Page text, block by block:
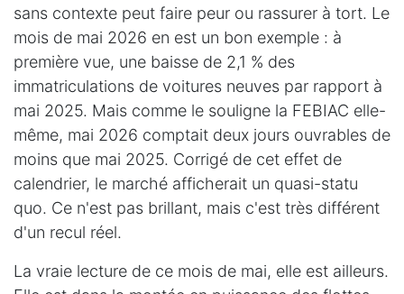
sans contexte peut faire peur ou rassurer à tort. Le
mois de mai 2026 en est un bon exemple : à
première vue, une baisse de 2,1 % des
immatriculations de voitures neuves par rapport à
mai 2025. Mais comme le souligne la FEBIAC elle-
même, mai 2026 comptait deux jours ouvrables de
moins que mai 2025. Corrigé de cet effet de
calendrier, le marché afficherait un quasi-statu
quo. Ce n'est pas brillant, mais c'est très différent
d'un recul réel.
La vraie lecture de ce mois de mai, elle est ailleurs.